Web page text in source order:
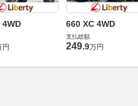
4WD
円
660 XC 4WD
支払総額
249.9万円